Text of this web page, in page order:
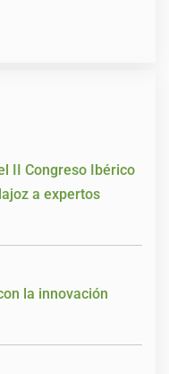
II Congreso Ibérico
a expertos
la innovación